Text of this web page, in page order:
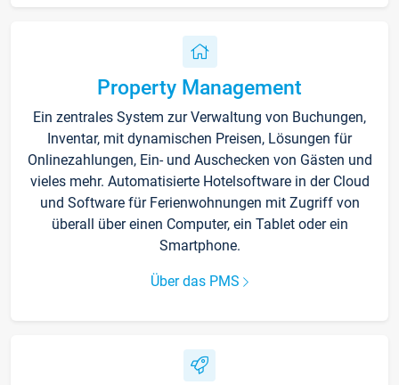
Property Management
Ein zentrales System zur Verwaltung von Buchungen,
Inventar, mit dynamischen Preisen, Lösungen für
Onlinezahlungen, Ein- und Auschecken von Gästen und
vieles mehr. Automatisierte Hotelsoftware in der Cloud
und Software für Ferienwohnungen mit Zugriff von
überall über einen Computer, ein Tablet oder ein
Smartphone.
Über das PMS